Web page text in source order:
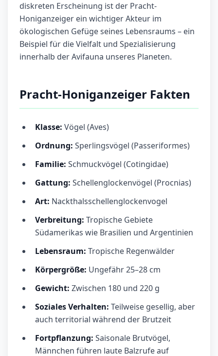
diskreten Erscheinung ist der Pracht-
Honiganzeiger ein wichtiger Akteur im
ökologischen Gefüge seines Lebensraums – ein
Beispiel für die Vielfalt und Spezialisierung
innerhalb der Avifauna unseres Planeten.
Pracht-Honiganzeiger Fakten
Klasse: Vögel (Aves)
Ordnung: Sperlingsvögel (Passeriformes)
Familie: Schmuckvögel (Cotingidae)
Gattung: Schellenglockenvögel (Procnias)
Art: Nackthalsschellenglockenvogel
Verbreitung: Tropische Gebiete
Südamerikas wie Brasilien und Argentinien
Lebensraum: Tropische Regenwälder
Körpergröße: Ungefähr 25–28 cm
Gewicht: Zwischen 180 und 220 g
Soziales Verhalten: Teilweise gesellig, aber
auch territorial während der Brutzeit
Fortpflanzung: Saisonale Brutvögel,
Männchen führen laute Balzrufe auf